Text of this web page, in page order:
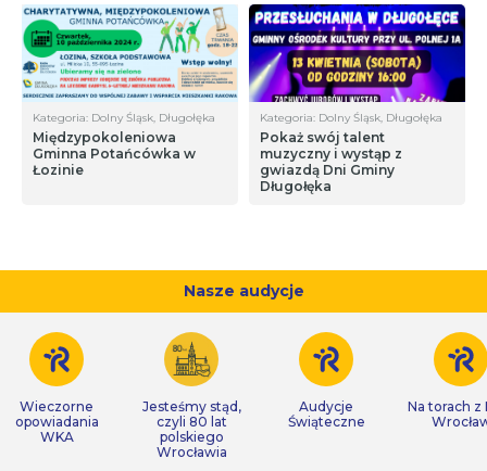
Kategoria: Dolny Śląsk, Długołęka
Międzypokoleniowa
Gminna Potańcówka w
Łozinie
Kategoria: Dolny Śląsk, Długołęka
Pokaż swój talent
muzyczny i wystąp z
gwiazdą Dni Gminy
Długołęka
Nasze audycje
Wieczorne
opowiadania
WKA
Jesteśmy stąd,
czyli 80 lat
polskiego
Wrocławia
Audycje
Świąteczne
Na torach z